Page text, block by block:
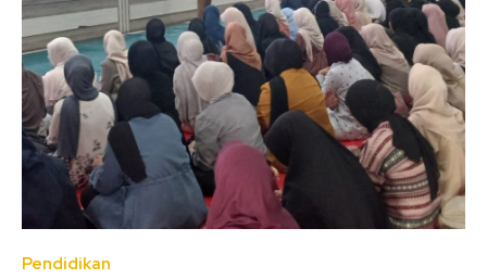
Pendidikan